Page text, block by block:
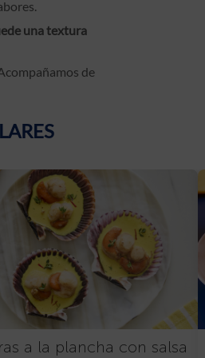
una textura
de
a la plancha con salsa